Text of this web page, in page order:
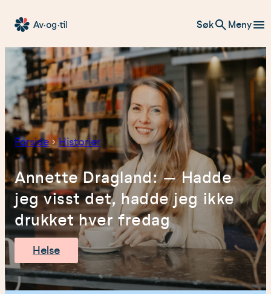
Av-
og-
til
Søk Meny
Forside Historier
Annette Dragland: – Hadde
jeg visst det, hadde jeg ikke
drukket hver fredag
Helse